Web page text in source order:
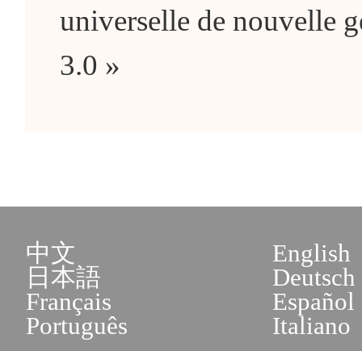
universelle de nouvelle
3.0 »
中文
English
日本語
Deutsch
Français
Español
Português
Italiano